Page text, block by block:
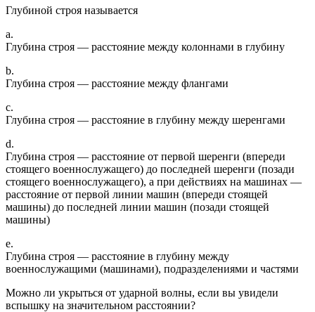
Глубиной строя называется
a.
Глубина строя — расстояние между колоннами в глубину
b.
Глубина строя — расстояние между флангами
c.
Глубина строя — расстояние в глубину между шеренгами
d.
Глубина строя — расстояние от первой шеренги (впереди
стоящего военнослужащего) до последней шеренги (позади
стоящего военнослужащего), а при действиях на машинах —
расстояние от первой линии машин (впереди стоящей
машины) до последней линии машин (позади стоящей
машины)
e.
Глубина строя — расстояние в глубину между
военнослужащими (машинами), подразделениями и частями
Можно ли укрыться от ударной волны, если вы увидели
вспышку на значительном расстоянии?